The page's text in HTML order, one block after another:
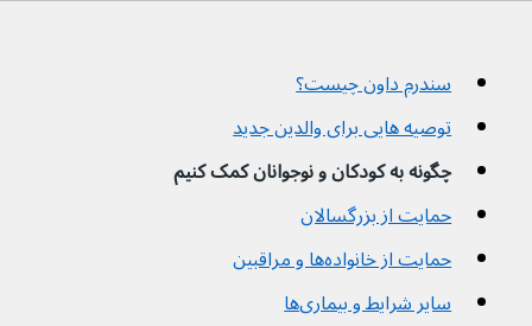
سندرم داون چیست؟
توصیه هایی برای والدین جدید
چگونه به کودکان و نوجوانان کمک کنیم
حمایت از بزرگسالان
حمایت از خانواده‌ها و مراقبین
سایر شرایط و بیماری‌ها